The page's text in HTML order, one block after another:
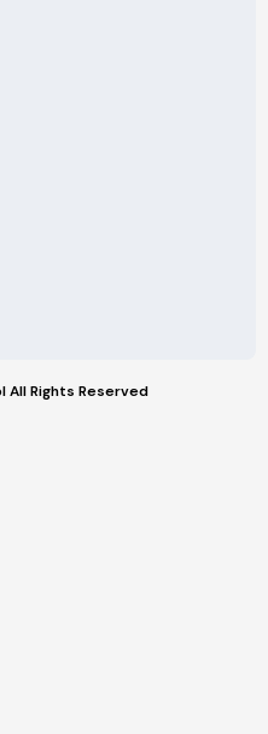
Rights Reserved